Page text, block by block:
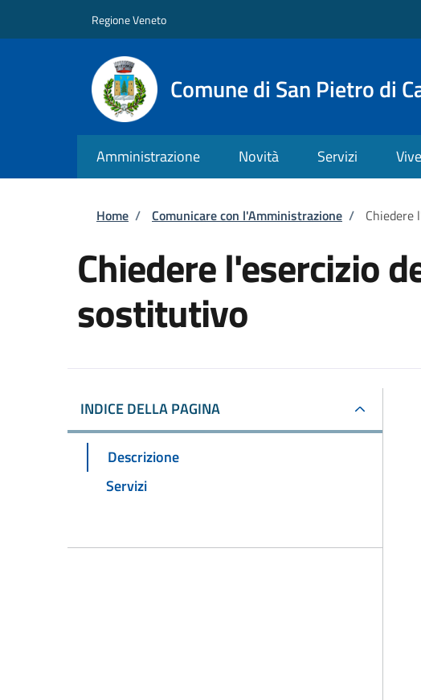
Regione Veneto
Comune di San Pietro di
Amministrazione Novità Servizi
Briciole di pane
Home / Comunicare con l'Amministrazione / Chiedere
Chiedere l'esercizio
sostitutivo
INDICE DELLA PAGINA
Descrizione
Servizi